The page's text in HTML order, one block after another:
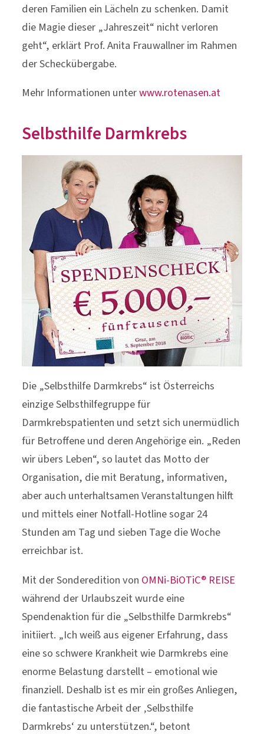
deren Familien ein Lächeln zu schenken. Damit
die Magie dieser „Jahreszeit“ nicht verloren
geht“, erklärt Prof. Anita Frauwallner im Rahmen
der Scheckübergabe.
Mehr Informationen unterwww.rotenasen.at
Selbsthilfe Darmkrebs
Die „Selbsthilfe Darmkrebs“ ist Österreichs
einzige Selbsthilfegruppe für
Darmkrebspatienten und setzt sich unermüdlich
für Betroffene und deren Angehörige ein. „Reden
wir übers Leben“, so lautet das Motto der
Organisation, die mit Beratung, informativen,
aber auch unterhaltsamen Veranstaltungen hilft
und mittels einer Notfall-Hotline sogar 24
Stunden am Tag und sieben Tage die Woche
erreichbar ist.
Mit der Sonderedition von OMNi-BiOTiC® REISE
während der Urlaubszeit wurde eine
Spendenaktion für die „Selbsthilfe Darmkrebs“
initiiert. „Ich weiß aus eigener Erfahrung, dass
eine so schwere Krankheit wie Darmkrebs eine
enorme Belastung darstellt – emotional wie
finanziell. Deshalb ist es mir ein großes Anliegen,
die fantastische Arbeit der ‚Selbsthilfe
Darmkrebs‘ zu unterstützen.“, betont